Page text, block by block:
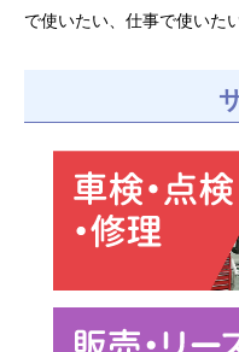
で使いたい、仕事で使いた